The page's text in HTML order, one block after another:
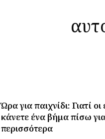
Ώρα για παιχνίδι: Γιατί
κάνετε ένα βήμα πίσω
περισσότερα